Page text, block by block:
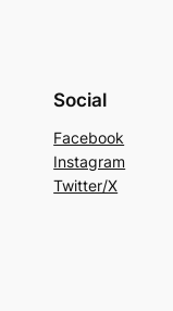
Social
Facebook
Instagram
Twitter/X